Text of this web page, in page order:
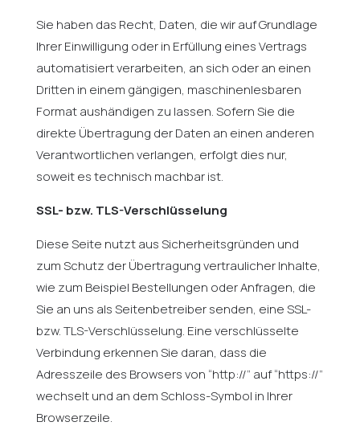
Sie haben das Recht, Daten, die wir auf Grundlage
Ihrer Einwilligung oder in Erfüllung eines Vertrags
automatisiert verarbeiten, an sich oder an einen
Dritten in einem gängigen, maschinenlesbaren
Format aushändigen zu lassen. Sofern Sie die
direkte Übertragung der Daten an einen anderen
Verantwortlichen verlangen, erfolgt dies nur,
soweit es technisch machbar ist.
SSL- bzw. TLS-Verschlüsselung
Diese Seite nutzt aus Sicherheitsgründen und
zum Schutz der Übertragung vertraulicher Inhalte,
wie zum Beispiel Bestellungen oder Anfragen, die
Sie an uns als Seitenbetreiber senden, eine SSL-
bzw. TLS-Verschlüsselung. Eine verschlüsselte
Verbindung erkennen Sie daran, dass die
Adresszeile des Browsers von “http://” auf “https://”
wechselt und an dem Schloss-Symbol in Ihrer
Browserzeile.